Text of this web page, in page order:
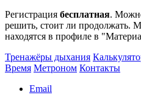
Регистрация бесплатная.
решить, стоит ли продолжать.
находятся в профиле в
Тренажёры дыхания
Время Метроном Контакты
Email